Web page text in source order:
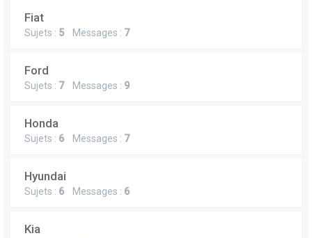
Fiat
Sujets : 5 Messages : 7
Ford
Sujets : 7Messages : 9
Honda
Sujets : 6 Messages : 7
Hyundai
Sujets : 6 Messages : 6
Kia